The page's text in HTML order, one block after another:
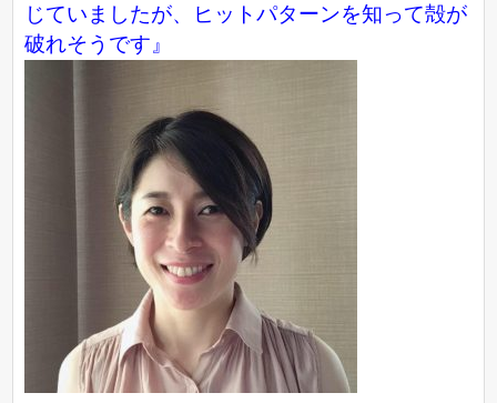
じていましたが、ヒットパターンを知って殻が
破れそうです』